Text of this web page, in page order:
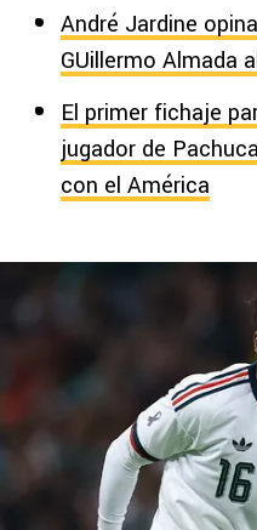
André Jardine
GUillermo Almada
El primer fichaje
jugador de
con el América